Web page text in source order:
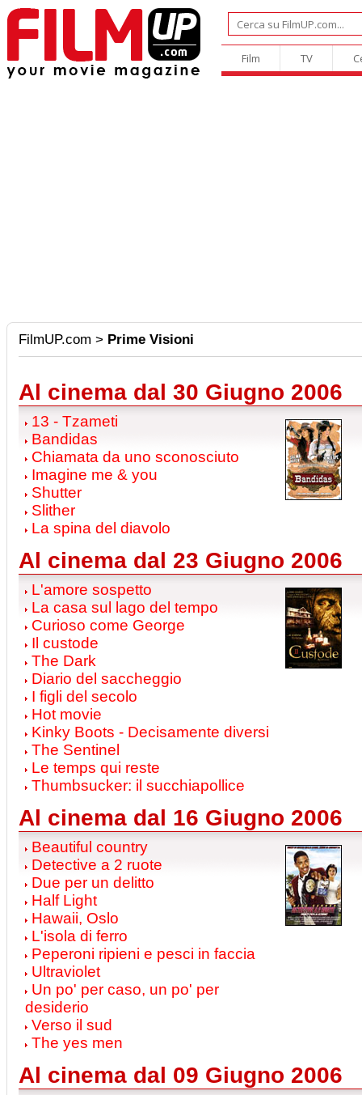
Film TV
FilmUP.com > Prime Visioni
Al cinema dal 30 Giugno 2006
13 - Tzameti
Bandidas
Chiamata da uno sconosciuto
Imagine me & you
Shutter
Slither
La spina del diavolo
Al cinema dal 23 Giugno 2006
L'amore sospetto
La casa sul lago del tempo
Curioso come George
Il custode
The Dark
Diario del saccheggio
I figli del secolo
Hot movie
Kinky Boots - Decisamente diversi
The Sentinel
Le temps qui reste
Thumbsucker: il succhiapollice
Al cinema dal 16 Giugno 2006
Beautiful country
Detective a 2 ruote
Due per un delitto
Half Light
Hawaii, Oslo
L'isola di ferro
Peperoni ripieni e pesci in faccia
Ultraviolet
Un po' per caso, un po' per
desiderio
Verso il sud
The yes men
Al cinema dal 09 Giugno 2006